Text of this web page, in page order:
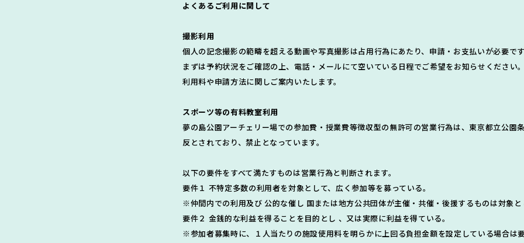
よくあるご利用に関して
撮影利用
個人の記念撮影の範疇を超える動画や写真撮影は占用行為にあたり、申請・お支払いが必要で
まずは予約状況をご確認の上、電話・メールにて空いている日程でご希望をお知らせください
利用料や申請方法に関しご案内いたします。
スポーツ等の有料教室利用
夢の島公園アーチェリー場での参加費・授業費等徴収型の無許可の営業行為は、東京都立公園
反とされており、禁止となっています。
以下の要件をすべて満たすものは営業行為と判断されます。
要件１ 不特定多数の利用者を対象として、広く参加等を募っている。
※仲間内での利用及び 公的な催し 国または地方公共団体が主催・共催・後援するものは対象
要件２ 金銭的な利益を得ることを目的とし 、又は実際に利益を得ている。
※参加者募集時に、１人当たりの施設使用料を明らかに上回る負担金額を設定している場合は